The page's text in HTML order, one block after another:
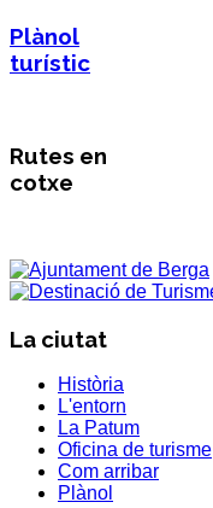
Plànol
turístic
Rutes en
cotxe
La ciutat
Història
L'entorn
La Patum
Oficina de turisme
Com arribar
Plànol